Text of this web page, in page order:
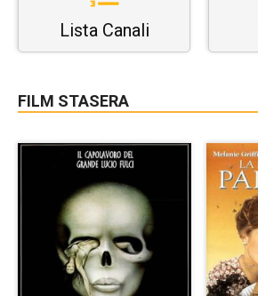
Lista Canali
FILM STASERA